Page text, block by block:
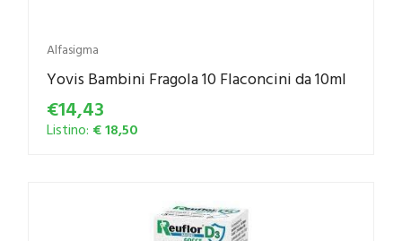
Alfasigma
Yovis Bambini Fragola 10 Flaconcini da 10ml
€14,43
Listino: € 18,50